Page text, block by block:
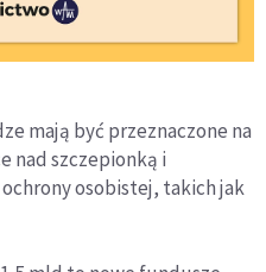
mają być przeznaczone na
nad szczepionką i
osobistej, takich jak